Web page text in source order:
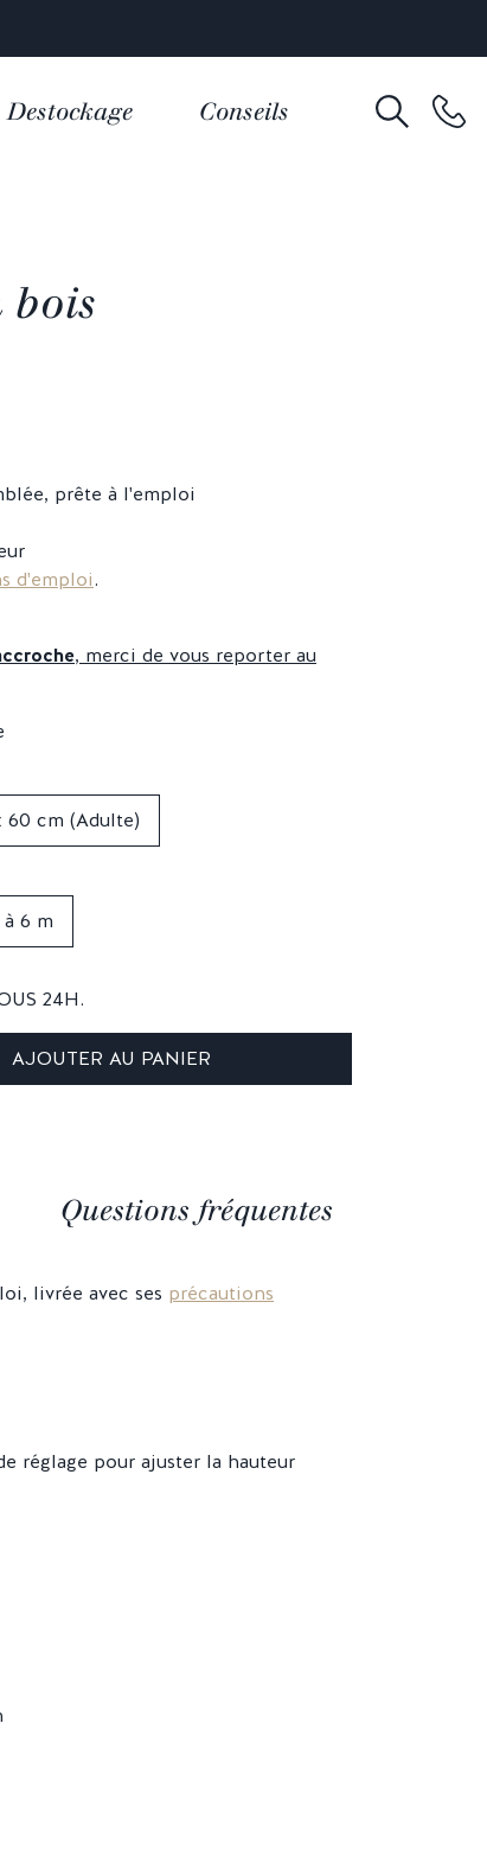
Destockage Conseils
bois
prête à l'emploi
d'emploi.
, merci de vous reporter au
60 cm (Adulte)
6 m
24H.
AJOUTER AU PANIER
Questions fréquentes
livrée avec ses précautions
réglage pour ajuster la hauteur